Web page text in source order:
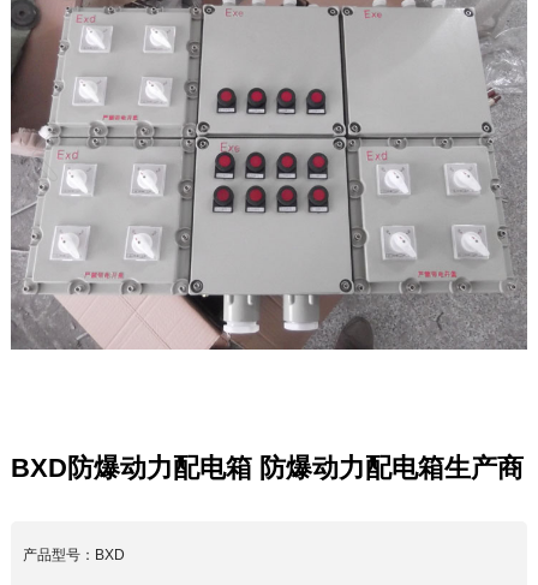
BXD防爆动力配电箱 防爆动力配电箱生产商
产品型号：BXD